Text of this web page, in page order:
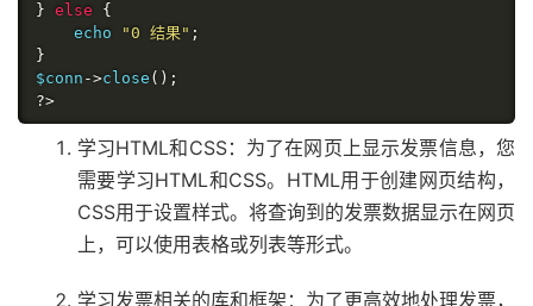
} else
{
    echo
"0 结果" ;
}
$conn ->close ();
?>
学习HTML和CSS：为了在网页上显示发票信息，您
需要学习HTML和CSS。HTML用于创建网页结构，
CSS用于设置样式。将查询到的发票数据显示在网页
上，可以使用表格或列表等形式。
学习发票相关的库和框架：为了更高效地处理发票，